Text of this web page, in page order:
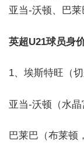
亚当-沃顿、巴莱
英超U21球员身
1、埃斯特旺（
亚当-沃顿（水
巴莱巴（布莱顿